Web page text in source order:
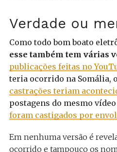
Verdade ou
Como todo bom boato
esse também tem várias
publicações feitas no
teria ocorrido na Somália,
castrações teriam
postagens do mesmo
foram castigados por
Em nenhuma versão é
ocorrido e tampouco os